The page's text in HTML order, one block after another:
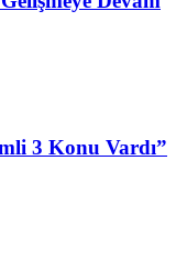
3 Konu Vardı”